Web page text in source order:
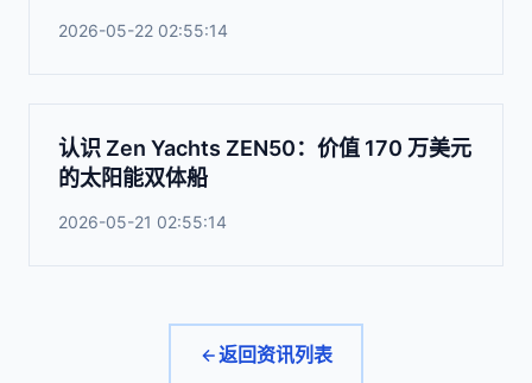
2026-05-22 02:55:14
认识 Zen Yachts ZEN50：价值 170 万美元
的太阳能双体船
2026-05-21 02:55:14
返回资讯列表